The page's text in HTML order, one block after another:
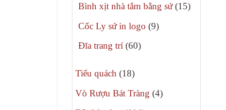
phẩm
Bình xịt nhà tắm bằng sứ 1515
Cốc Ly sứ in logo 99
Đĩa trang trí 6060
Tiểu quách 1818
phẩm
Vò Rượu Bát Tràng 44